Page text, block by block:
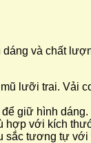
và chất
lưỡi trai. Vải
giữ hình dáng.
hợp với kích
sắc tương tự